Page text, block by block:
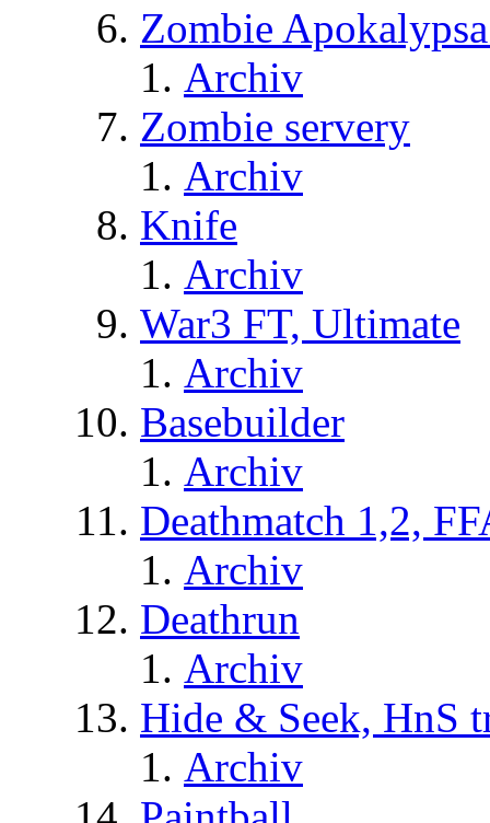
Zombie
Archiv
Zombie servery
Archiv
Knife
Archiv
War3 FT, Ultimate
Archiv
Basebuilder
Archiv
Deathmatch 1,2,
Archiv
Deathrun
Archiv
Hide & Seek, HnS
Archiv